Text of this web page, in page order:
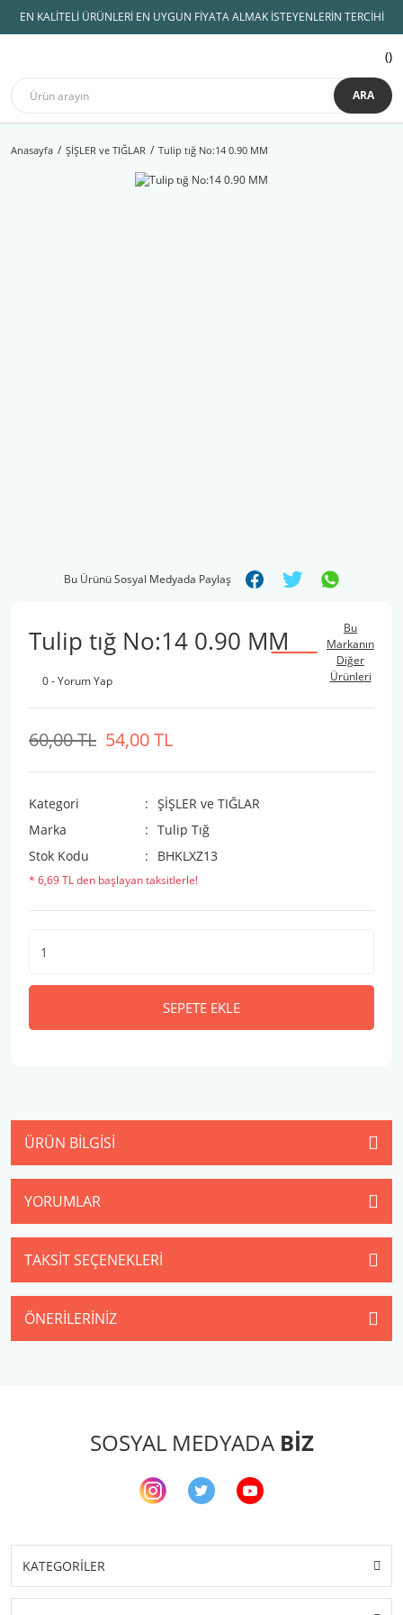
EN KALİTELİ ÜRÜNLERİ EN UYGUN FİYATA ALMAK İSTEYENLERİN TERCİHİ
ARA
Anasayfa ŞİŞLER ve TIĞLAR Tulip tığ No:14 0.90 MM
Bu Ürünü Sosyal Medyada Paylaş
Tulip tığ No:14 0.90 MM
0 - Yorum Yap
Bu
Markanın
Diğer
Ürünleri
54,00 TL
60,00 TL
Kategori
ŞİŞLER ve TIĞLAR
Marka
Tulip Tığ
Stok Kodu
BHKLXZ13
* 6,69 TL den başlayan taksitlerle!
SEPETE EKLE
ÜRÜN BILGISI
YORUMLAR
TAKSIT SEÇENEKLERI
ÖNERILERINIZ
SOSYAL MEDYADA BİZ
KATEGORİLER